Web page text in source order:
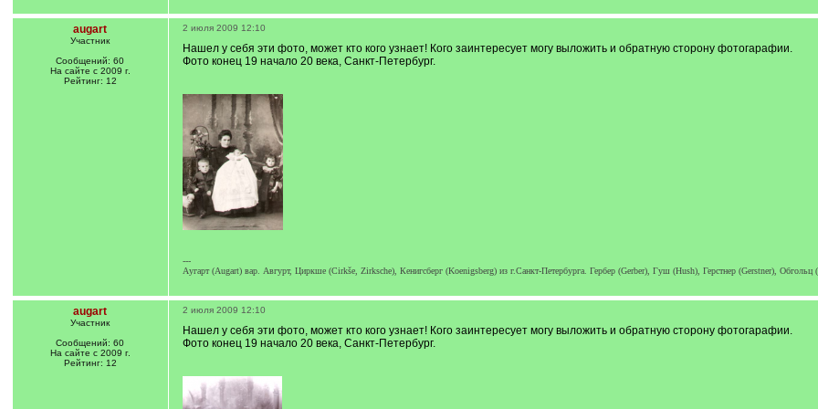
augart
Участник
Сообщений: 60
На сайте с 2009 г.
Рейтинг: 12
2 июля 2009 12:10
Нашел у себя эти фото, может кто кого узнает! Кого заинтересует могу выложить и обратную сторону фотогарафии.
Фото конец 19 начало 20 века, Санкт-Петербург.
---
Аугарт (Augart) вар. Авгурт, Циркше (Cirkše, Zirksche), Кенигсберг (Koenigsberg) из г.Санкт-Петербурга. Гербер (Gerber), Гуш (Hush), Герстнер (Gerstner),
augart
Участник
Сообщений: 60
На сайте с 2009 г.
Рейтинг: 12
2 июля 2009 12:10
Нашел у себя эти фото, может кто кого узнает! Кого заинтересует могу выложить и обратную сторону фотогарафии.
Фото конец 19 начало 20 века, Санкт-Петербург.